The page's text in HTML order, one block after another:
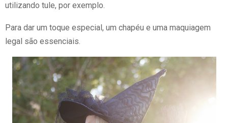
utilizando tule, por exemplo.
Para dar um toque especial, um chapéu e uma maquiagem
legal são essenciais.